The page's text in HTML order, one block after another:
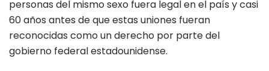
personas del mismo sexo fuera legal en el país y casi
60 años antes de que estas uniones fueran
reconocidas como un derecho por parte del
gobierno federal estadounidense.